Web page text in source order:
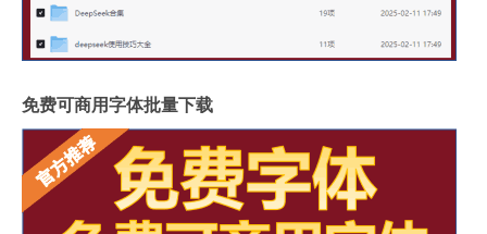
免费可商用字体批量下载